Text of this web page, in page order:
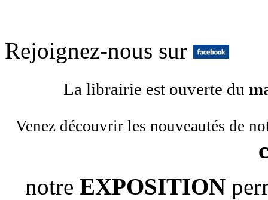
Rejoignez-nous sur
La librairie est ouverte du
Venez découvrir les nouveautés de
notre EXPOSITION